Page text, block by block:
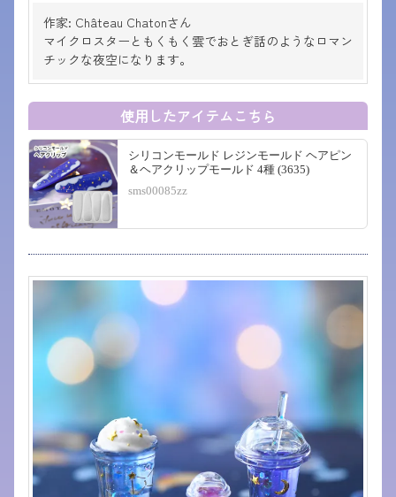
作家: Château Chatonさん
マイクロスターともくもく雲でおとぎ話のようなロマン
チックな夜空になります。
使用したアイテムこちら
シリコンモールド レジンモールド ヘアピン
＆ヘアクリップモールド 4種 (3635)
sms00085zz